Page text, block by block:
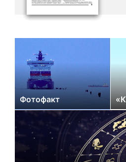
Фотофакт